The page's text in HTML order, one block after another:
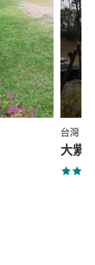
台灣 ·
大紫